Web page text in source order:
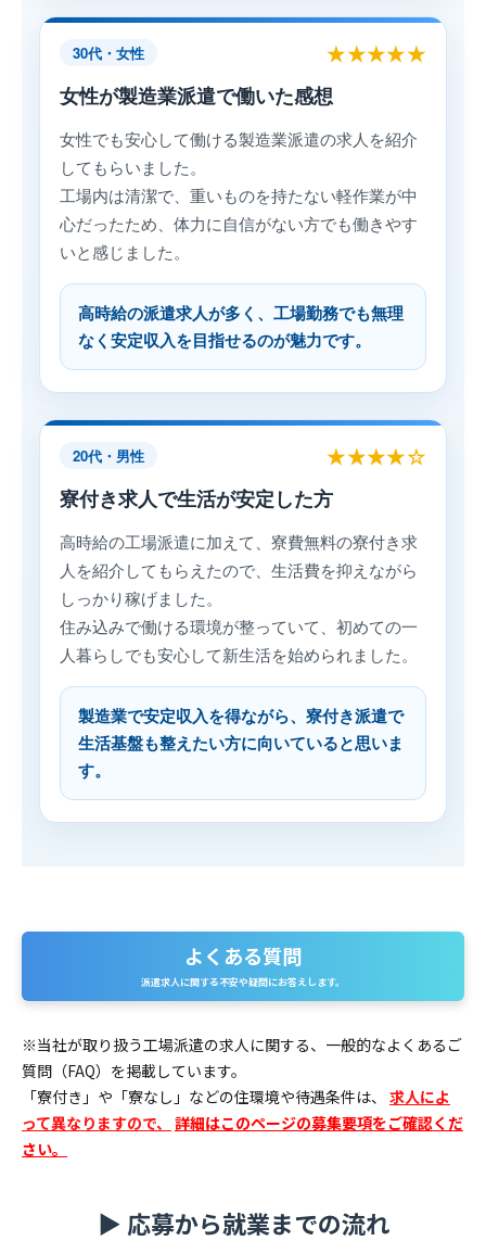
30代・女性 ★★★★★
女性が製造業派遣で働いた感想
女性でも安心して働ける製造業派遣の求人を紹介
してもらいました。
工場内は清潔で、重いものを持たない軽作業が中
心だったため、体力に自信がない方でも働きやす
いと感じました。
高時給の派遣求人が多く、工場勤務でも無理
なく安定収入を目指せるのが魅力です。
20代・男性 ★★★★☆
寮付き求人で生活が安定した方
高時給の工場派遣に加えて、寮費無料の寮付き求
人を紹介してもらえたので、生活費を抑えながら
しっかり稼げました。
住み込みで働ける環境が整っていて、初めての一
人暮らしでも安心して新生活を始められました。
製造業で安定収入を得ながら、寮付き派遣で
生活基盤も整えたい方に向いていると思いま
す。
よくある質問
派遣求人に関する不安や疑問にお答えします。
※当社が取り扱う工場派遣の求人に関する、一般的なよくあるご
質問（FAQ）を掲載しています。
「寮付き」や「寮なし」などの住環境や待遇条件は、 求人によ
って異なりますので、 詳細はこのページの募集要項をご確認くだ
さい。
▶ 応募から就業までの流れ